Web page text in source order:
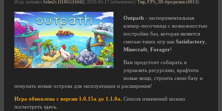
Игру добавил John2s [11865|1666] | 2026-05-17 (обновлено) | Тир, FPS, 3D-бродилки (4013)
Outpath - экспериментальная
кликер-песочница с возможностью
постройки баз, которая является
смесью таких игр как Satisfactory
Minecraft Forager!
Вам предстоит собирать и
управлять ресурсами, крафтить
новые вещи, строить свою базу и
покупать новые острова для эксплуатации и расширения!
Игра обновлена с версии 1.0.15a до 1.1.0a. Список изменений можно
посмотреть здесь